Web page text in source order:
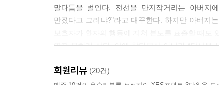
말다툼을 벌인다. 전선을 만지작거리는 아버지
만졌다고 그러냐?”라고 대꾸한다. 하지만 아버지
열지 못하게 한다. 이에 참다못한 아내가 “당신을
위 일화에 나오는 아들과 아내는 가족이 알츠하
회원리뷰 (20건)